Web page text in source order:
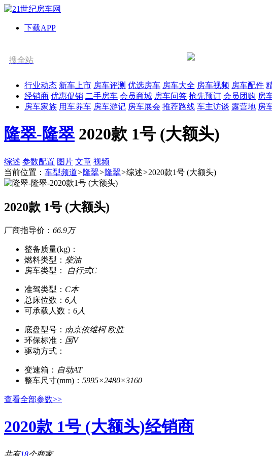
下载APP
搜全站
行业动态 新车上市 房车评测 优选房车 房车大全 房车视频 房车配件
经销商 优惠促销 二手房车 会员商城 房车问答 抢先预订 会员团购 房
房车家族 用车养车 房车游记 房车展会 推荐路线 车主访谈 露营地 房
隆翠-隆翠 2020款 1号 (大额头)
综述 参数配置 图片 文章 视频
当前位置： 车型频道>隆翠>隆翠>综述>2020款1号 (大额头)
2020款 1号 (大额头)
厂商指导价： 66.9万
整备质量(kg)：
燃料类型： 柴油
房车类型：
自行式C
准驾类型： C本
总床位数： 6人
可承载人数： 6人
底盘型号： 南京依维柯 欧胜
环保标准： 国V
驱动方式：
变速箱： 自动AT
整车尺寸(mm)： 5995×2480×3160
查看全部参数>>
2020款 1号 (大额头)经销商
共有18个商家